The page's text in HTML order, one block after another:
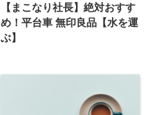
【まこなり社長】絶対おすす
め！平台車 無印良品【水を運
ぶ】